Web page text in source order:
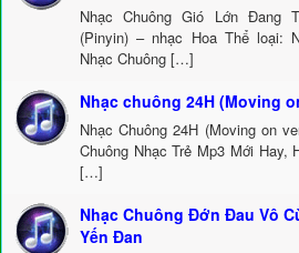
Nhạc Chuông Gió Lớn Đang
(Pinyin) – nhạc Hoa Thể loại:
Nhạc Chuông […]
Nhạc chuông 24H (Moving
Nhạc Chuông 24H (Moving on
Chuông Nhạc Trẻ Mp3 Mới
[…]
Nhạc Chuông Đớn Đau Vô
Yến Đan